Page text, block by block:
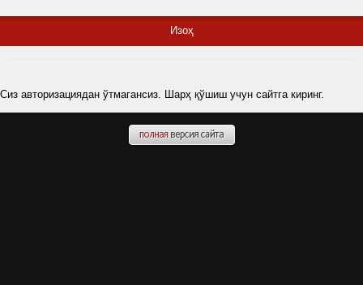
Изоҳ
Сиз авторизациядан ўтмагансиз. Шарҳ қўшиш учун сайтга киринг.